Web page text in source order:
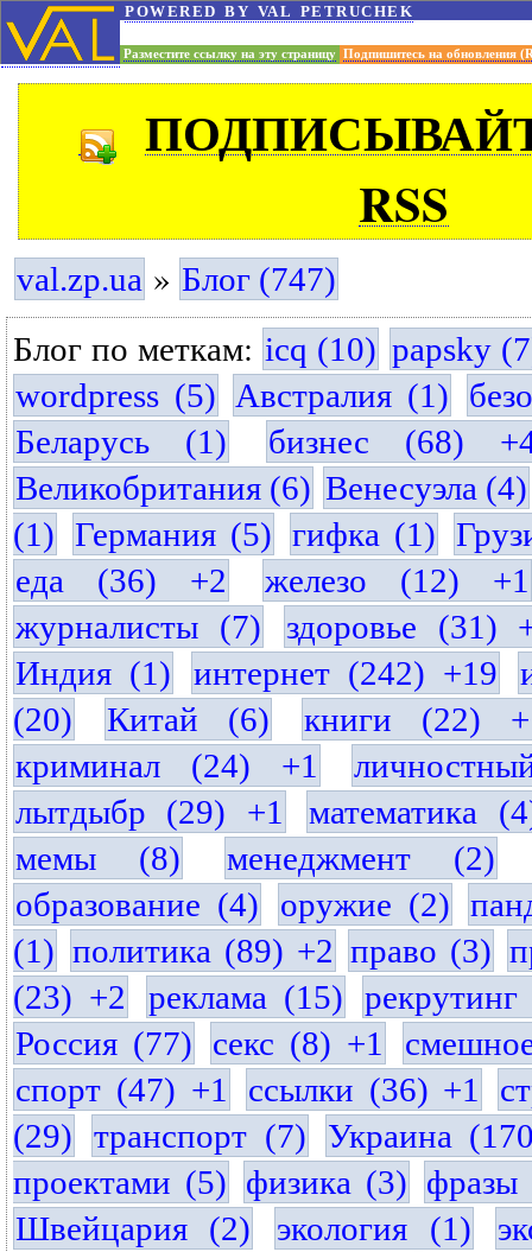
powered by val petruchek
Разместите ссылку на эту страницу Подпишитесь на обновления
RSS
val.zp.ua » Блог (747)
Блог по меткам: icq (10) papsky
wordpress (5) Австралия (1)
Беларусь (1)
бизнес (68)
Великобритания (6) Венесуэла (4)
(1) Германия (5) гифка (1)
еда (36) +2
железо (12) +1
журналисты (7)
здоровье (31)
Индия (1)
интернет (242) +19
(20)
Китай (6)
книги (22)
криминал (24) +1
лытдыбр (29) +1
математика
мемы (8)
менеджмент (2)
образование (4)
оружие (2)
(1) политика (89) +2 право (3)
(23) +2
реклама (15)
Россия (77) секс (8) +1
спорт (47) +1
ссылки (36) +1
(29)
транспорт (7)
Украина
проектами (5) физика (3) фразы
Швейцария (2)
экология (1)